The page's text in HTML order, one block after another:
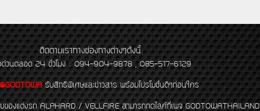
ติดตามเราทางช่องทางต่างๆดังนี้
ด่วนตลอด 24 ชั่วโมง : 094-904-9878 , 085-517-6129
@GODTOWA รับสิทธิพิเศษและข่าวสาร พร้อมโปรโมชั่นดีๆก่อนใคร
ของแต่งรถ ALPHARD / VELLFIRE สามารถกดไลค์ที่เพจ GODTOWATHAILAND